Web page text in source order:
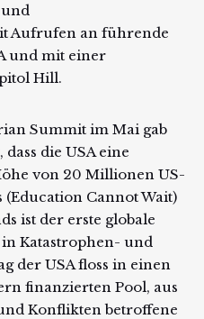
Aufrufen an führende
und mit einer
Hill.
Summit im Mai gab
die USA eine
von 20 Millionen US-
Cannot Wait)
ist der erste globale
Katastrophen- und
der USA floss in einen
finanzierten Pool, aus
Konflikten betroffene